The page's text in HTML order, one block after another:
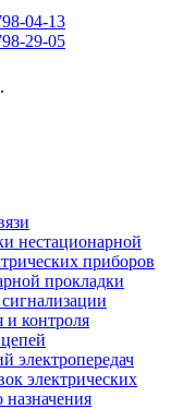
04-13
29-05
нестационарной
приборов
прокладки
и контроля
электропередач
электрических